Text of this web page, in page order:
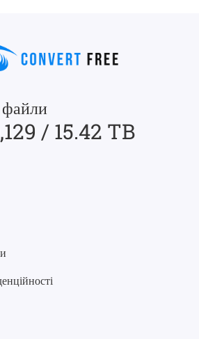
файли
/ 15.42 TB